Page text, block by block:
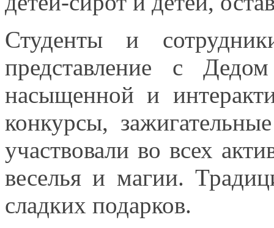
Студентыи
представление с Дедом
насыщеннойи
конкурсы,
участвовали во всех
весельяи магии.
сладких подарков.